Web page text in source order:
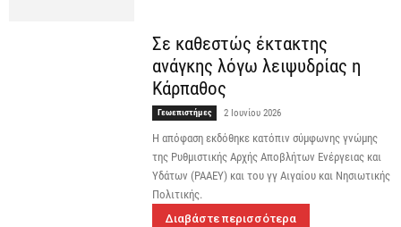
Σε καθεστώς έκτακτης
ανάγκης λόγω λειψυδρίας η
Κάρπαθος
Γεωεπιστήμες 2 Ιουνίου 2026
Η απόφαση εκδόθηκε κατόπιν σύμφωνης γνώμης
της Ρυθμιστικής Αρχής Αποβλήτων Ενέργειας και
Υδάτων (ΡΑΑΕΥ) και του γγ Αιγαίου και Νησιωτικής
Πολιτικής.
Διαβάστε περισσότερα